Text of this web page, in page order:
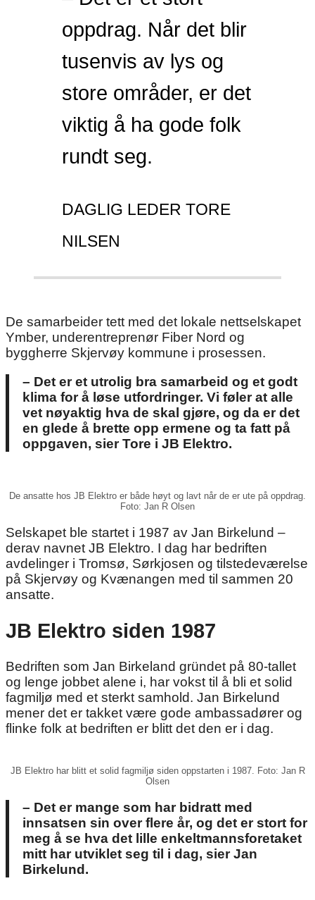
oppdrag. Når det blir
tusenvis av lys og
store områder, er det
viktig å ha gode folk
rundt seg.
DAGLIG LEDER TORE
NILSEN
De samarbeider tett med det lokale nettselskapet
Ymber, underentreprenør Fiber Nord og
byggherre Skjervøy kommune i prosessen.
– Det er et utrolig bra samarbeid og et godt
klima for å løse utfordringer. Vi føler at alle
vet nøyaktig hva de skal gjøre, og da er det
en glede å brette opp ermene og ta fatt på
oppgaven, sier Tore i JB Elektro.
De ansatte hos JB Elektro er både høyt og lavt når de er ute på oppdrag.
Foto: Jan R Olsen
Selskapet ble startet i 1987 av Jan Birkelund –
derav navnet JB Elektro. I dag har bedriften
avdelinger i Tromsø, Sørkjosen og tilstedeværelse
på Skjervøy og Kvænangen med til sammen 20
ansatte.
JB Elektro siden 1987
Bedriften som Jan Birkeland gründet på 80-tallet
og lenge jobbet alene i, har vokst til å bli et solid
fagmiljø med et sterkt samhold. Jan Birkelund
mener det er takket være gode ambassadører og
flinke folk at bedriften er blitt det den er i dag.
JB Elektro har blitt et solid fagmiljø siden oppstarten i 1987. Foto: Jan R
Olsen
– Det er mange som har bidratt med
innsatsen sin over flere år, og det er stort for
meg å se hva det lille enkeltmannsforetaket
mitt har utviklet seg til i dag, sier Jan
Birkelund.